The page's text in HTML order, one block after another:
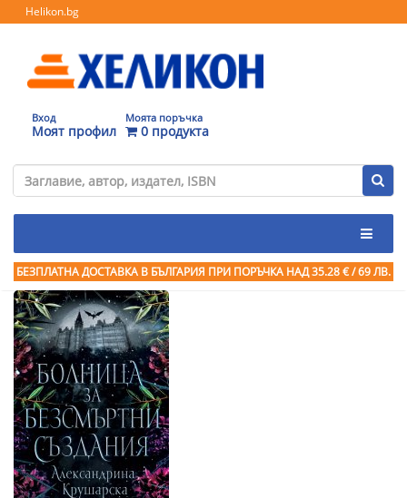
Helikon.bg
Вход
Моят профил
Моята поръчка
0 продукта
БЕЗПЛАТНА ДОСТАВКА В БЪЛГАРИЯ ПРИ ПОРЪЧКА НАД 35.28 € / 69 ЛВ.